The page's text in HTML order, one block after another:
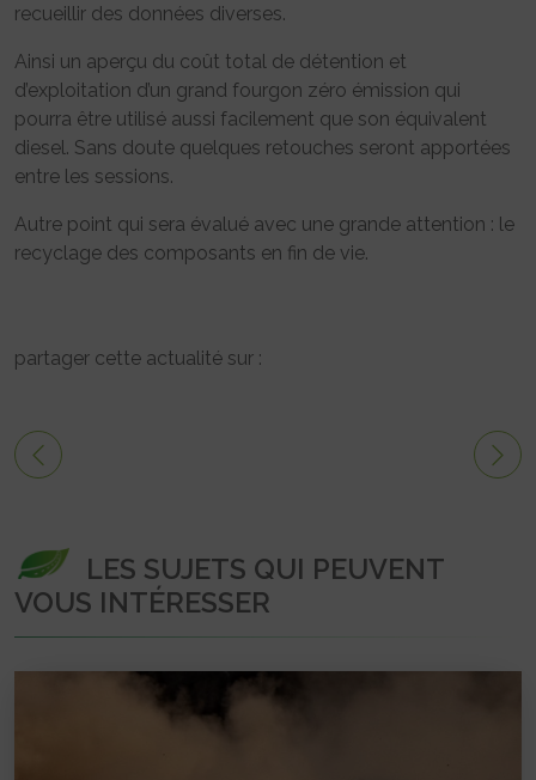
recueillir des données diverses.
Ainsi un aperçu du coût total de détention et
d’exploitation d’un grand fourgon zéro émission qui
pourra être utilisé aussi facilement que son équivalent
diesel. Sans doute quelques retouches seront apportées
entre les sessions.
Autre point qui sera évalué avec une grande attention : le
recyclage des composants en fin de vie.
partager cette actualité sur :
LES SUJETS QUI PEUVENT
VOUS INTÉRESSER